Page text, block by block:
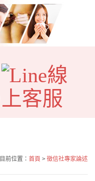
目前位置： 首頁 > 徵信社專家論述